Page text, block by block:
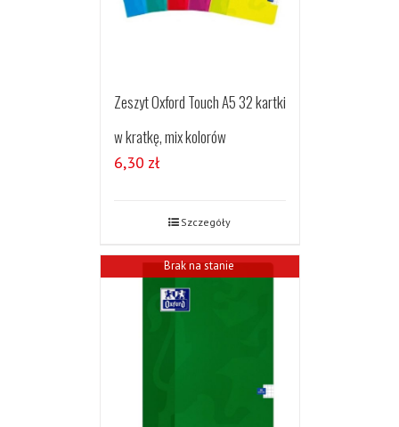
Zeszyt Oxford Touch A5 32 kartki
w kratkę, mix kolorów
6,30 zł
Szczegóły
Brak na stanie